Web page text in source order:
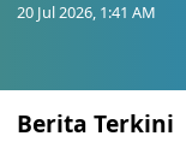
20 Jul 2026, 1:41 AM
Berita Terkini